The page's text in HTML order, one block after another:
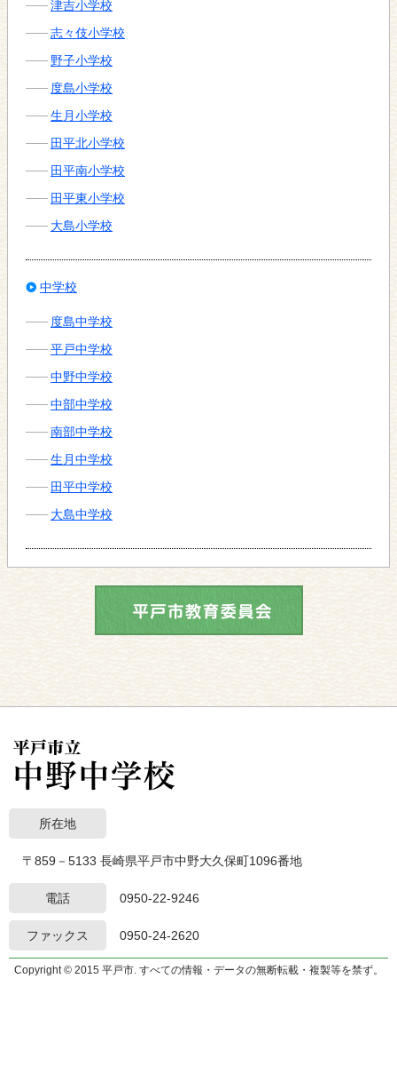
津吉小学校
志々伎小学校
野子小学校
度島小学校
生月小学校
田平北小学校
田平南小学校
田平東小学校
大島小学校
中学校
度島中学校
平戸中学校
中野中学校
中部中学校
南部中学校
生月中学校
田平中学校
大島中学校
所在地
〒859－5133 長崎県平戸市中野大久保町1096番地
電話 0950-22-9246
ファックス 0950-24-2620
Copyright © 2015 平戸市. すべての情報・データの無断転載・複製等を禁ず。